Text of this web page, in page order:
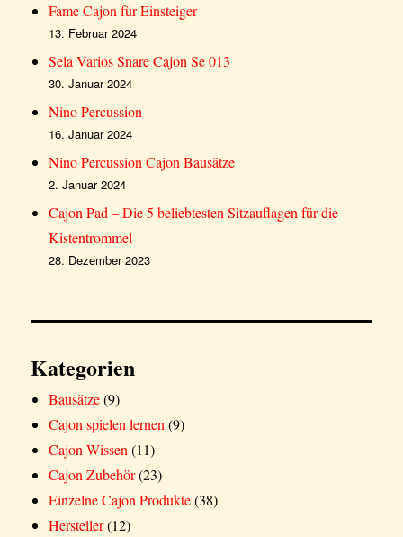
Fame Cajon für Einsteiger
13. Februar 2024
Sela Varios Snare Cajon Se 013
30. Januar 2024
Nino Percussion
16. Januar 2024
Nino Percussion Cajon Bausätze
2. Januar 2024
Cajon Pad – Die 5 beliebtesten Sitzauflagen für die
Kistentrommel
28. Dezember 2023
Kategorien
Bausätze(9)
Cajon spielen lernen(9)
Cajon Wissen(11)
Cajon Zubehör(23)
Einzelne Cajon Produkte(38)
Hersteller(12)